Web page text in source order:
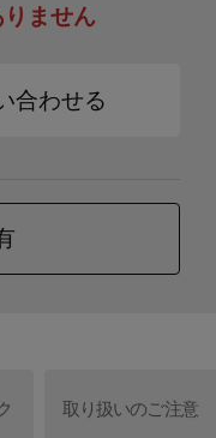
ません
合わせる
取り扱いのご注意